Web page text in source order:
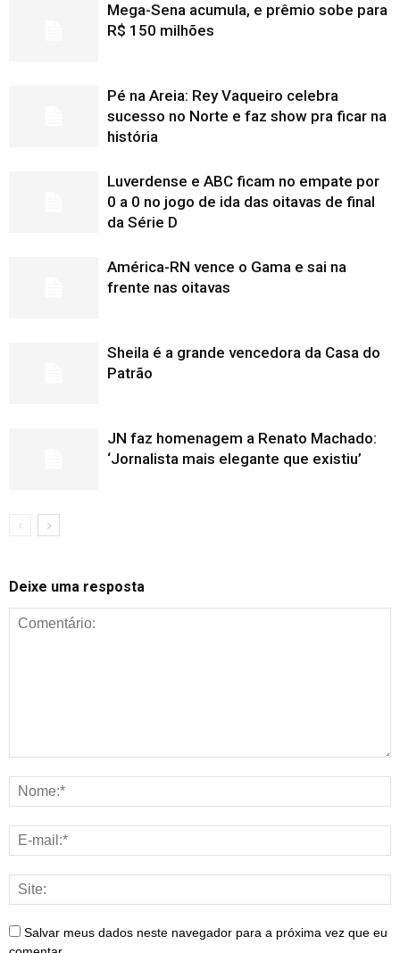
Mega-Sena acumula, e prêmio sobe para
R$ 150 milhões
Pé na Areia: Rey Vaqueiro celebra
sucesso no Norte e faz show pra ficar na
história
Luverdense e ABC ficam no empate por
0 a 0 no jogo de ida das oitavas de final
da Série D
América-RN vence o Gama e sai na
frente nas oitavas
Sheila é a grande vencedora da Casa do
Patrão
JN faz homenagem a Renato Machado:
‘Jornalista mais elegante que existiu’
Deixe uma resposta
Salvar meus dados neste navegador para a próxima vez que eu